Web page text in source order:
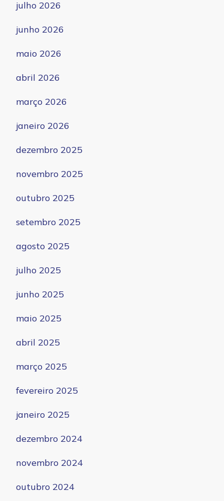
julho 2026
junho 2026
maio 2026
abril 2026
março 2026
janeiro 2026
dezembro 2025
novembro 2025
outubro 2025
setembro 2025
agosto 2025
julho 2025
junho 2025
maio 2025
abril 2025
março 2025
fevereiro 2025
janeiro 2025
dezembro 2024
novembro 2024
outubro 2024